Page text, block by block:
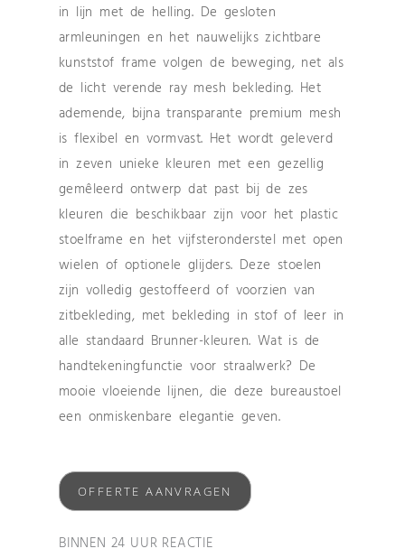
in lijn met de helling. De gesloten
armleuningen en het nauwelijks zichtbare
kunststof frame volgen de beweging, net als
de licht verende ray mesh bekleding. Het
ademende, bijna transparante premium mesh
is flexibel en vormvast. Het wordt geleverd
in zeven unieke kleuren met een gezellig
gemêleerd ontwerp dat past bij de zes
kleuren die beschikbaar zijn voor het plastic
stoelframe en het vijfsteronderstel met open
wielen of optionele glijders. Deze stoelen
zijn volledig gestoffeerd of voorzien van
zitbekleding, met bekleding in stof of leer in
alle standaard Brunner-kleuren. Wat is de
handtekeningfunctie voor straalwerk? De
mooie vloeiende lijnen, die deze bureaustoel
een onmiskenbare elegantie geven.
OFFERTE AANVRAGEN
BINNEN 24 UUR REACTIE